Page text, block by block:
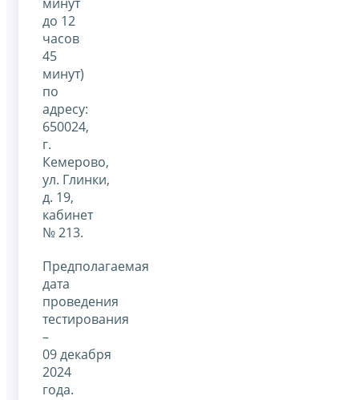
до 12
часов
45
минут)
по
адресу:
650024,
г.
Кемерово,
ул. Глинки,
д. 19,
кабинет
№ 213.
Предполагаемая
дата
проведения
тестирования
–
09 декабря
2024
года.